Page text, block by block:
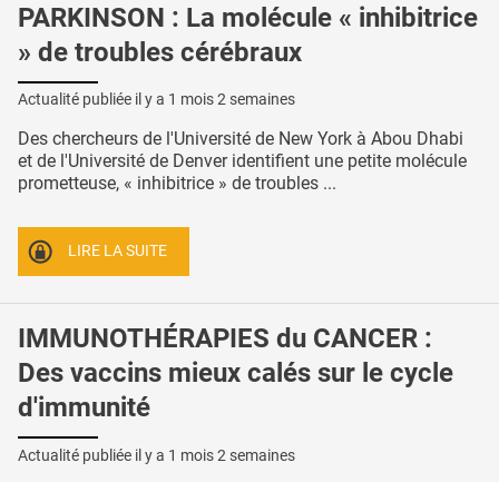
PARKINSON : La molécule « inhibitrice
» de troubles cérébraux
Actualité publiée il y a 1 mois 2 semaines
Des chercheurs de l'Université de New York à Abou Dhabi
et de l'Université de Denver identifient une petite molécule
prometteuse, « inhibitrice » de troubles ...
LIRE LA SUITE
IMMUNOTHÉRAPIES du CANCER :
Des vaccins mieux calés sur le cycle
d'immunité
Actualité publiée il y a 1 mois 2 semaines